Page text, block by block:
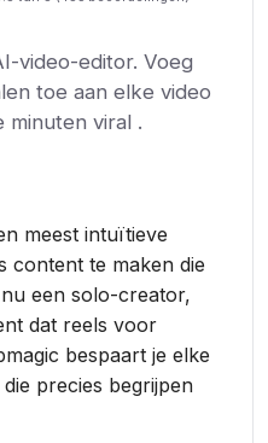
video-editor. Voeg
toe aan elke video
minuten viral .
meest intuïtieve
content te maken die
een solo-creator,
dat reels voor
bespaart je elke
precies begrijpen